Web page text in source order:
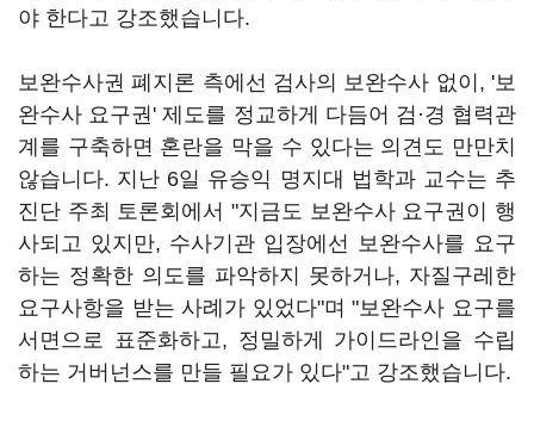
야 한다고 강조했습니다.
보완수사권 폐지론 측에선 검사의 보완수사 없이, '보
완수사 요구권' 제도를 정교하게 다듬어 검·경 협력관
계를 구축하면 혼란을 막을 수 있다는 의견도 만만치
않습니다. 지난 6일 유승익 명지대 법학과 교수는 추
진단 주최 토론회에서 "지금도 보완수사 요구권이 행
사되고 있지만, 수사기관 입장에선 보완수사를 요구
하는 정확한 의도를 파악하지 못하거나, 자질구레한
요구사항을 받는 사례가 있었다"며 "보완수사 요구를
서면으로 표준화하고, 정밀하게 가이드라인을 수립
하는 거버넌스를 만들 필요가 있다"고 강조했습니다.